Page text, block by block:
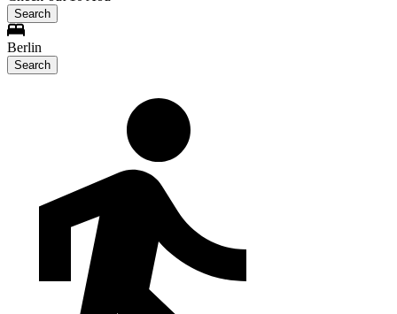
Search
Berlin
Search